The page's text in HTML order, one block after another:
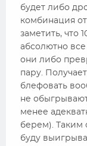
будет либо
комбинация
заметить, что
абсолютно
они либо
пару.
блефовать
не
менее
берем). Таким
буду